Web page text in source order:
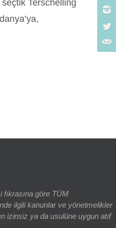
Terschelling
göre TÜM
ilgili kanunlar ve yönetmelikler
izinsiz ya da usulüne uygun atıf